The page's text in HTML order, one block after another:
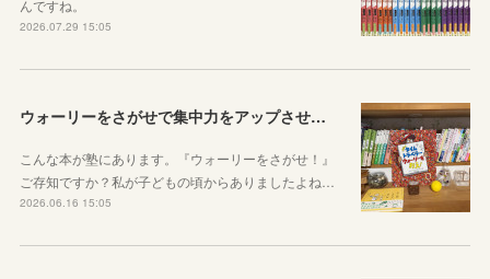
んですね。
2026.07.29 15:05
ウォーリーをさがせで集中力をアップさせよう！
こんな本が塾にあります。『ウォーリーをさがせ！』
ご存知ですか？私が子どもの頃からありましたよね…
2026.06.16 15:05